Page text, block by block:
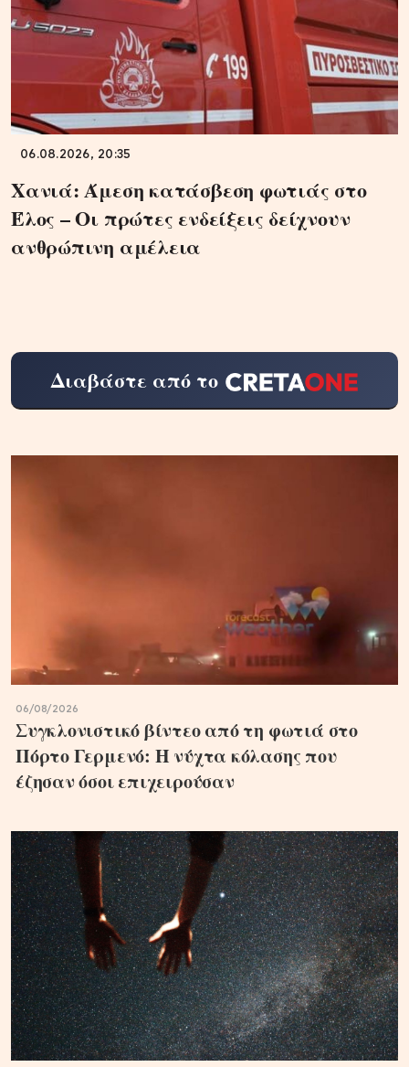
06.08.2026, 20:35
Χανιά: Άμεση κατάσβεση φωτιάς στο
Έλος – Οι πρώτες ενδείξεις δείχνουν
ανθρώπινη αμέλεια
Διαβάστε από το
06/08/2026
Συγκλονιστικό βίντεο από τη φωτιά στο
Πόρτο Γερμενό: Η νύχτα κόλασης που
έζησαν όσοι επιχειρούσαν